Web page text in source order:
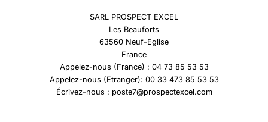
SARL PROSPECT EXCEL
Les Beauforts
63560 Neuf-Eglise
France
Appelez-nous (France) : 04 73 85 53 53
Appelez-nous (Etranger): 00 33 473 85 53 53
Écrivez-nous : poste7@prospectexcel.com